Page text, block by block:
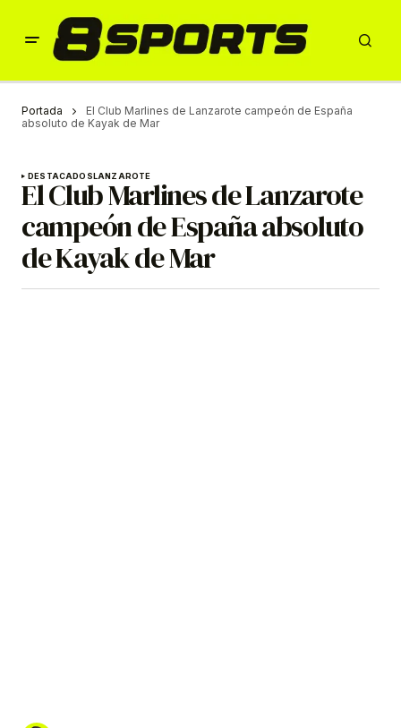
Portada
El Club Marlines de Lanzarote campeón de España
absoluto de Kayak de Mar
DESTACADOSLANZAROTE
El Club Marlines de Lanzarote
campeón de España absoluto
de Kayak de Mar